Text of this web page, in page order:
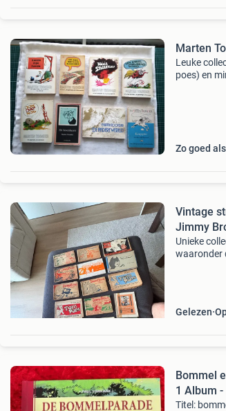
Marten
Leuke
poes) en
Zo goed
Vintage
Jimmy
Unieke
waaronder
Gelezen
Bommel
1 Album -
Titel: